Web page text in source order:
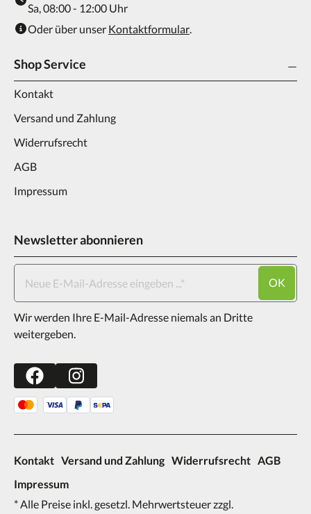
Sa, 08:00 - 12:00 Uhr
Oder über unser Kontaktformular.
Shop Service
Kontakt
Versand und Zahlung
Widerrufsrecht
AGB
Impressum
Newsletter abonnieren
OK
Wir werden Ihre E-Mail-Adresse niemals an Dritte
weitergeben.
Kontakt Versand und Zahlung Widerrufsrecht AGB
Impressum
* Alle Preise inkl. gesetzl. Mehrwertsteuer zzgl.